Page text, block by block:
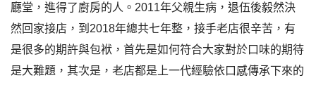
廳堂，進得了廚房的人。2011年父親生病，退伍後毅然決
然回家接店，到2018年總共七年整，接手老店很辛苦，有
是很多的期許與包袱，首先是如何符合大家對於口味的期待
是大難題，其次是，老店都是上一代經驗依口感傳承下來的